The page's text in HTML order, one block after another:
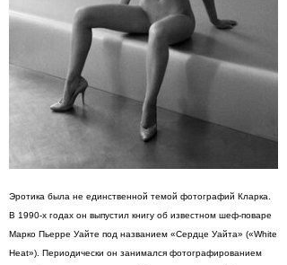
Эротика была не единственной темой фотографий Кларка.
В 1990-х годах он выпустил книгу об известном шеф-поваре
Марко Пьерре Уайте под названием «Сердце Уайта» («White
Heat»). Периодически он занимался фотографированием